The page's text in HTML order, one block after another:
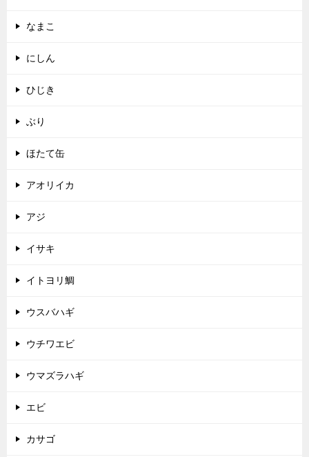
なまこ
にしん
ひじき
ぶり
ほたて缶
アオリイカ
アジ
イサキ
イトヨリ鯛
ウスバハギ
ウチワエビ
ウマズラハギ
エビ
カサゴ